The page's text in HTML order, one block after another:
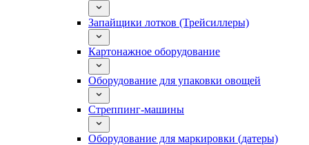
Запайщики лотков (Трейсиллеры)
Картонажное оборудование
Оборудование для упаковки овощей
Стреппинг-машины
Оборудование для маркировки (датеры)